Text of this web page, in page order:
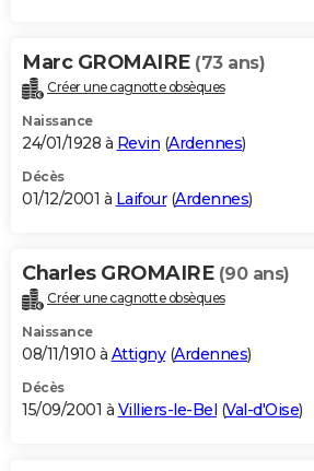
Marc GROMAIRE (73 ans)
Créer une cagnotte obsèques
Naissance
24/01/1928 à Revin (Ardennes)
Décès
01/12/2001 à Laifour(Ardennes)
Charles GROMAIRE (90 ans)
Créer une cagnotte obsèques
Naissance
08/11/1910 à Attigny(Ardennes)
Décès
15/09/2001 à Villiers-le-Bel (Val-d'Oise)